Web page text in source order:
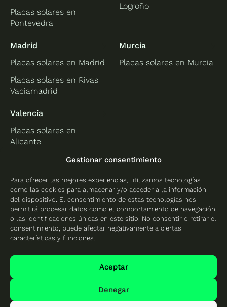
Gestionar consentimiento
Para ofrecer las mejores experiencias, utilizamos tecnologías
como las cookies para almacenar y/o acceder a la información
del dispositivo. El consentimiento de estas tecnologías nos
permitirá procesar datos como el comportamiento de navegación
o las identificaciones únicas en este sitio. No consentir o retirar el
consentimiento, puede afectar negativamente a ciertas
características y funciones.
Aceptar
Denegar
Placas solares en
Pontevedra
Logroño
Madrid
Placas solares en Madrid
Placas solares en Rivas
Vaciamadrid
Murcia
Placas solares en Murcia
Valencia
Placas solares en
Alicante
Placas solares en
Placas solares en
Valencia
Protección de datos
Política de cookies
Mapa del sitio